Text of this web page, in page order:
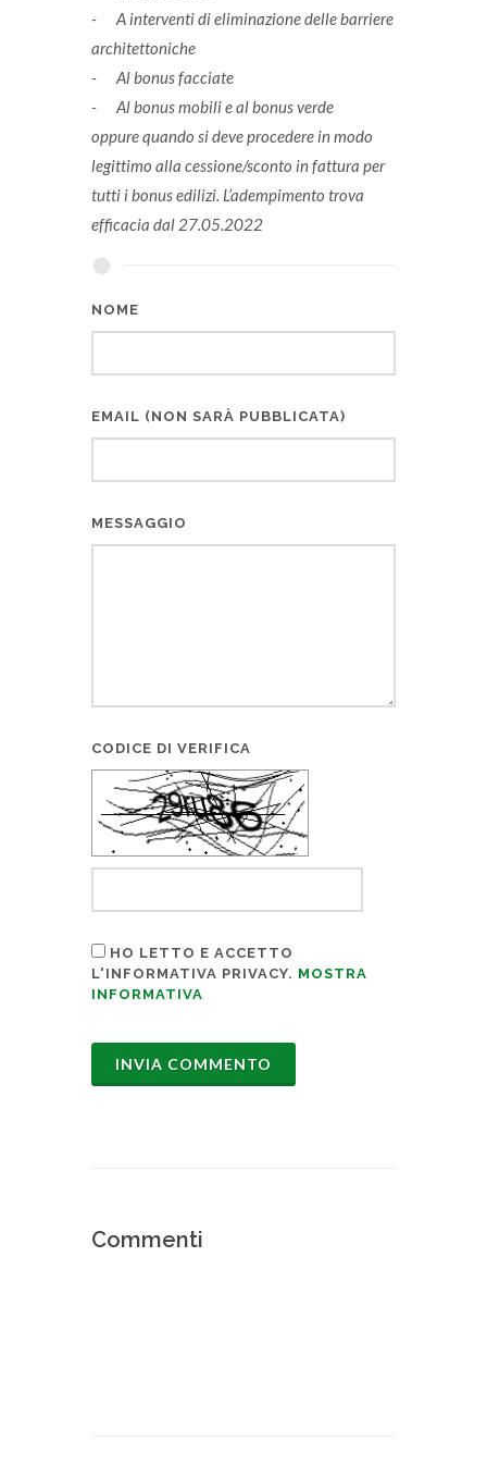
- A interventi di eliminazione delle barriere
architettoniche
- Al bonus facciate
- Al bonus mobili e al bonus verde
oppure quando si deve procedere in modo
legittimo alla cessione/sconto in fattura per
tutti i bonus edilizi. L’adempimento trova
efficacia dal 27.05.2022
NOME
EMAIL (NON SARÀ PUBBLICATA)
MESSAGGIO
CODICE DI VERIFICA
HO LETTO E ACCETTO
L'INFORMATIVA PRIVACY. MOSTRA
INFORMATIVA
Commenti